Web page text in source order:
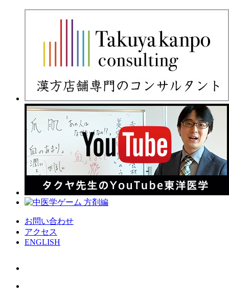
お問い合わせ
アクセス
ENGLISH